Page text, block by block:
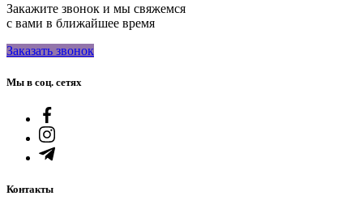
Закажите звонок и мы свяжемся
с вами в ближайшее время
Заказать звонок
Мы в соц. сетях
Контакты